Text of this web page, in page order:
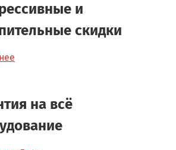
и
скидки
на всё